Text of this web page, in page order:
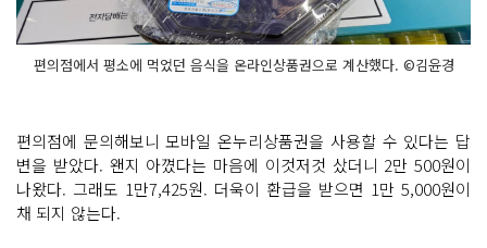
편의점에서 평소에 먹었던 음식을 온라인상품권으로 계산했다. ©김윤경
편의점에 문의해보니 모바일 온누리상품권을 사용할 수 있다는 답
변을 받았다. 왠지 아꼈다는 마음에 이것저것 샀더니 2만 500원이
나왔다. 그래도 1만7,425원. 더욱이 환급을 받으면 1만 5,000원이
채 되지 않는다.